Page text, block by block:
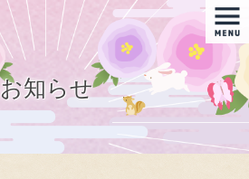
お知らせ